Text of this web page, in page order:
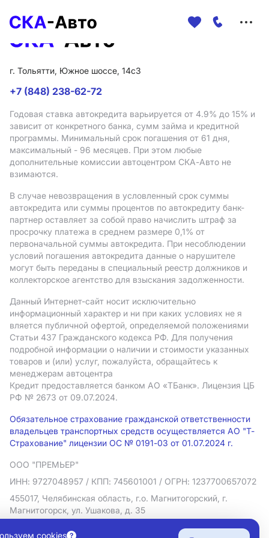
г. Тольятти, Южное шоссе, 14с3
+7 (848) 238-62-72
Годовая ставка автокредита варьируется от 4.9% до 15% и
зависит от конкретного банка, сумм займа и кредитной
программы. Минимальный срок погашения от 61 дня,
максимальный - 96 месяцев. При этом любые
дополнительные комиссии автоцентром СКА-Авто не
взимаются.
В случае невозвращения в условленный срок суммы
автокредита или суммы процентов по автокредиту банк-
партнер оставляет за собой право начислить штраф за
просрочку платежа в среднем размере 0,1% от
первоначальной суммы автокредита. При несоблюдении
условий погашения автокредита данные о нарушителе
могут быть переданы в специальный реестр должников и
коллекторское агентство для взыскания задолженности.
Данный Интернет-сайт носит исключительно
информационный характер и ни при каких условиях не я
вляется публичной офертой, определяемой положениями
Статьи 437 Гражданского кодекса РФ. Для получения
подробной информации о наличии и стоимости указанных
товаров и (или) услуг, пожалуйста, обращайтесь к
менеджерам автоцентра
Кредит предоставляется банком АO «ТБанк». Лицензия ЦБ
РФ № 2673 от 09.07.2024.
Обязательное страхование гражданской ответственности
владельцев транспортных средств осуществляется АО "Т-
Страхование" лицензии ОС № 0191-03 от 01.07.2024 г.
ООО "ПРЕМЬЕР"
ИНН: 9727048957 / КПП: 745601001 / ОГРН: 1237700657072
455017, Челябинская область, г.о. Магнитогорский, г.
Магнитогорск, ул. Ушакова, д. 35
Политика в отношении обработки персональных данных
cookies